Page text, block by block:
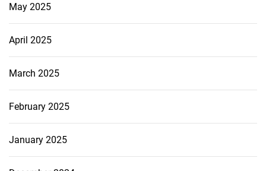
May 2025
April 2025
March 2025
February 2025
January 2025